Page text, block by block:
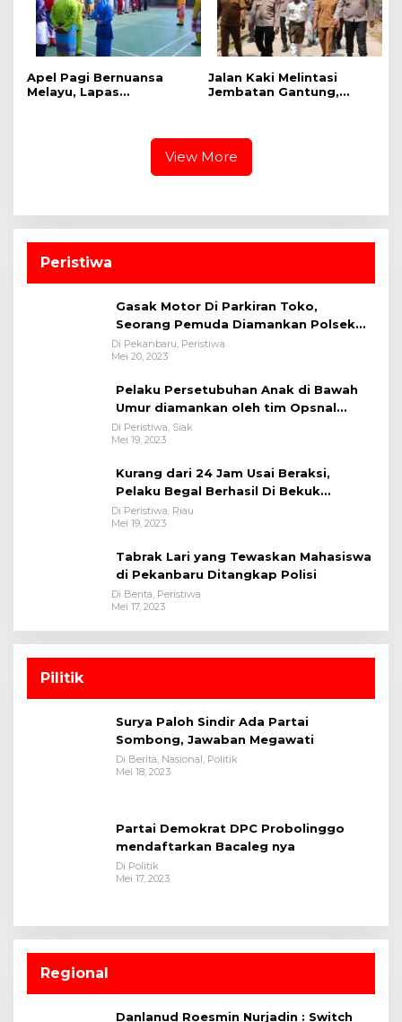
Apel Pagi Bernuansa
Melayu, Lapas
Jalan Kaki Melintasi
Jembatan Gantung,
Presisi
View More
Peristiwa
Gasak Motor Di Parkiran Toko,
Seorang Pemuda Diamankan Polsek
Bukit Raya
Di Pekanbaru, Peristiwa
Mei 20, 2023
Pelaku Persetubuhan Anak di Bawah
Umur diamankan oleh tim Opsnal
Polsek Tualang-Polres Siak-Polda Riau
Di Peristiwa, Siak
Mei 19, 2023
Kurang dari 24 Jam Usai Beraksi,
Pelaku Begal Berhasil Di Bekuk
Satreskrim Polres Kuansing
Di Peristiwa, Riau
Mei 19, 2023
Tabrak Lari yang Tewaskan Mahasiswa
di Pekanbaru Ditangkap Polisi
Di Berita, Peristiwa
Mei 17, 2023
Pilitik
Surya Paloh Sindir Ada Partai
Sombong, Jawaban Megawati
Di Berita, Nasional, Politik
Mei 18, 2023
Partai Demokrat DPC Probolinggo
mendaftarkan Bacaleg nya
Di Politik
Mei 17, 2023
Regional
Danlanud Roesmin Nurjadin : Switch